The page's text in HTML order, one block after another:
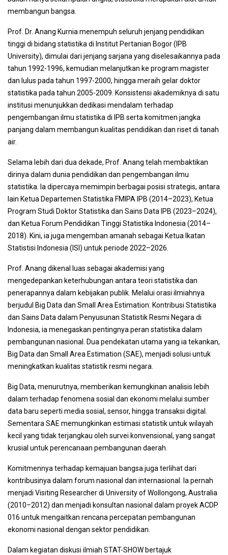
membangun bangsa.
Prof. Dr. Anang Kurnia menempuh seluruh jenjang pendidikan
tinggi di bidang statistika di Institut Pertanian Bogor (IPB
University), dimulai dari jenjang sarjana yang diselesaikannya pada
tahun 1992-1996, kemudian melanjutkan ke program magister
dan lulus pada tahun 1997-2000, hingga meraih gelar doktor
statistika pada tahun 2005-2009. Konsistensi akademiknya di satu
institusi menunjukkan dedikasi mendalam terhadap
pengembangan ilmu statistika di IPB serta komitmen jangka
panjang dalam membangun kualitas pendidikan dan riset di tanah
air.
Selama lebih dari dua dekade, Prof. Anang telah membaktikan
dirinya dalam dunia pendidikan dan pengembangan ilmu
statistika. Ia dipercaya memimpin berbagai posisi strategis, antara
lain Ketua Departemen Statistika FMIPA IPB (2014–2023), Ketua
Program Studi Doktor Statistika dan Sains Data IPB (2023–2024),
dan Ketua Forum Pendidikan Tinggi Statistika Indonesia (2014–
2018). Kini, ia juga mengemban amanah sebagai Ketua Ikatan
Statistisi Indonesia (ISI) untuk periode 2022–2026.
Prof. Anang dikenal luas sebagai akademisi yang
mengedepankan keterhubungan antara teori statistika dan
penerapannya dalam kebijakan publik. Melalui orasi ilmiahnya
berjudul Big Data dan Small Area Estimation: Kontribusi Statistika
dan Sains Data dalam Penyusunan Statistik Resmi Negara di
Indonesia, ia menegaskan pentingnya peran statistika dalam
pembangunan nasional. Dua pendekatan utama yang ia tekankan,
Big Data dan Small Area Estimation (SAE), menjadi solusi untuk
meningkatkan kualitas statistik resmi negara.
Big Data, menurutnya, memberikan kemungkinan analisis lebih
dalam terhadap fenomena sosial dan ekonomi melalui sumber
data baru seperti media sosial, sensor, hingga transaksi digital.
Sementara SAE memungkinkan estimasi statistik untuk wilayah
kecil yang tidak terjangkau oleh survei konvensional, yang sangat
krusial untuk perencanaan pembangunan daerah.
Komitmennya terhadap kemajuan bangsa juga terlihat dari
kontribusinya dalam forum nasional dan internasional. Ia pernah
menjadi Visiting Researcher di University of Wollongong, Australia
(2010–2012) dan menjadi konsultan nasional dalam proyek ACDP
016 untuk mengaitkan rencana percepatan pembangunan
ekonomi nasional dengan sektor pendidikan.
Dalam kegiatan diskusi ilmiah STAT-SHOW bertajuk